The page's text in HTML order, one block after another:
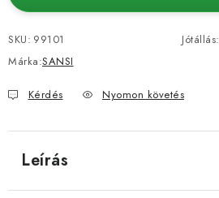
SKU: 99101
Márka:SANSI
Jótállás:
Kérdés Nyomon követés
Leírás